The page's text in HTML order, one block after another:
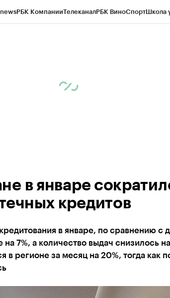
РБК КомпанииТелеканалРБК ВиноСпортШкола
в январе
кредитов
в январе, по сравнению с
7%, а количество выдач снизилось
в регионе за месяц на 20%, тогда как